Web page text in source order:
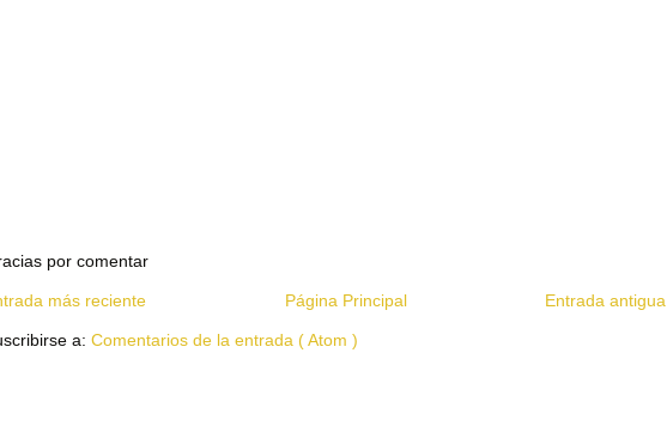
por comentar
más reciente Entrada antigua
Página Principal
a: Comentarios de la entrada ( Atom )